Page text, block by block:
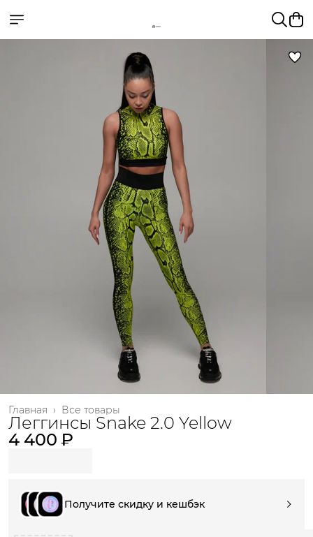
Все товары
Главная ›
Леггинсы Snake 2.0 Yellow
4 400 ₽
Получите скидку и кешбэк